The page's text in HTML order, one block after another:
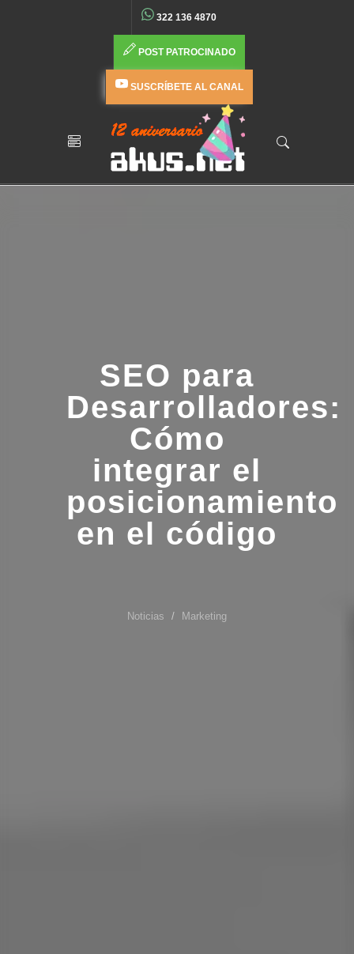
322 136 4870
POST PATROCINADO
SUSCRÍBETE AL CANAL
SEO para
Desarrolladores:
Cómo
integrar el
posicionamiento
en el código
Noticias Marketing